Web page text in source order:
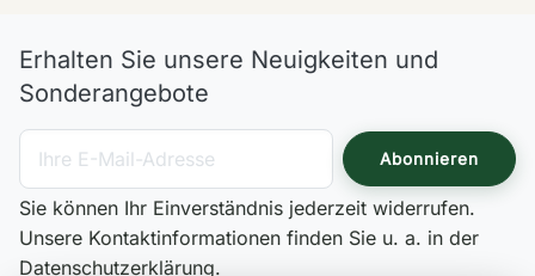
Erhalten Sie unsere Neuigkeiten und
Sonderangebote
Sie können Ihr Einverständnis jederzeit widerrufen.
Unsere Kontaktinformationen finden Sie u. a. in der
Datenschutzerklärung.